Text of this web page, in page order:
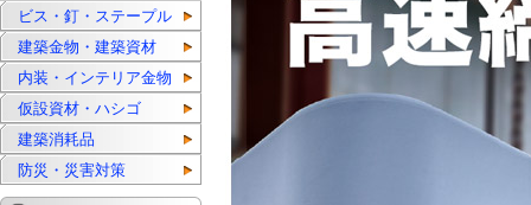
ビス・釘・ステープル
建築金物・建築資材
内装・インテリア金物
仮設資材・ハシゴ
建築消耗品
防災・災害対策